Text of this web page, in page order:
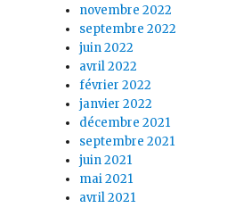
novembre 2022
septembre 2022
juin 2022
avril 2022
février 2022
janvier 2022
décembre 2021
septembre 2021
juin 2021
mai 2021
avril 2021